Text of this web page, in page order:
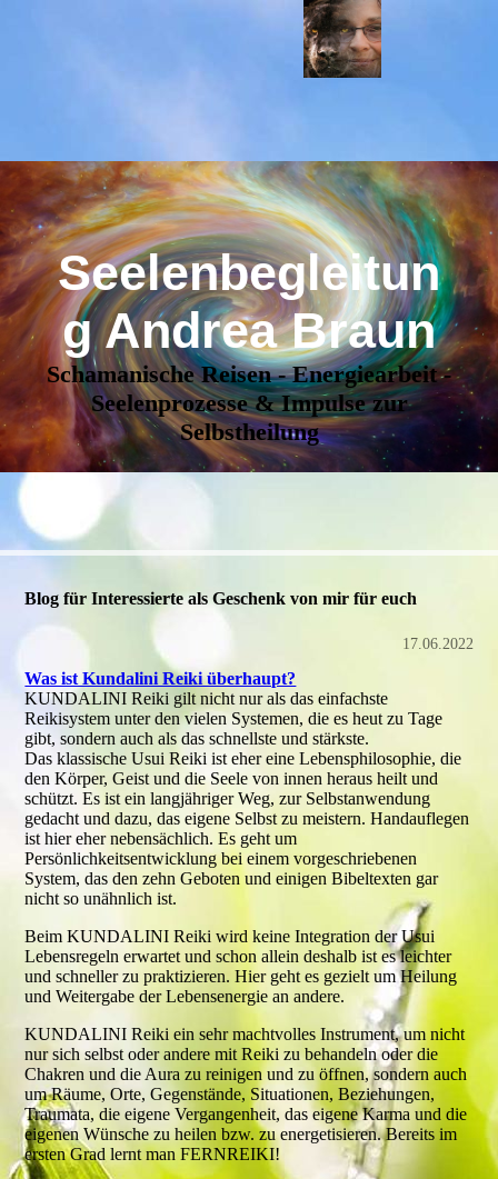
Seelenbegleitun
g Andrea Braun
Schamanische Reisen - Energiearbeit -
Seelenprozesse & Impulse zur
Selbstheilung
Blog für Interessierte als Geschenk von mir für euch
17.06.2022
Was ist Kundalini Reiki überhaupt?
KUNDALINI Reiki gilt nicht nur als das einfachste
Reikisystem unter den vielen Systemen, die es heut zu Tage
gibt, sondern auch als das schnellste und stärkste.
Das klassische Usui Reiki ist eher eine Lebensphilosophie, die
den Körper, Geist und die Seele von innen heraus heilt und
schützt. Es ist ein langjähriger Weg, zur Selbstanwendung
gedacht und dazu, das eigene Selbst zu meistern. Handauflegen
ist hier eher nebensächlich. Es geht um
Persönlichkeitsentwicklung bei einem vorgeschriebenen
System, das den zehn Geboten und einigen Bibeltexten gar
nicht so unähnlich ist.
Beim KUNDALINI Reiki wird keine Integration der Usui
Lebensregeln erwartet und schon allein deshalb ist es leichter
und schneller zu praktizieren. Hier geht es gezielt um Heilung
und Weitergabe der Lebensenergie an andere.
KUNDALINI Reiki ein sehr machtvolles Instrument, um nicht
nur sich selbst oder andere mit Reiki zu behandeln oder die
Chakren und die Aura zu reinigen und zu öffnen, sondern auch
um Räume, Orte, Gegenstände, Situationen, Beziehungen,
Traumata, die eigene Vergangenheit, das eigene Karma und die
eigenen Wünsche zu heilen bzw. zu energetisieren. Bereits im
ersten Grad lernt man FERNREIKI!